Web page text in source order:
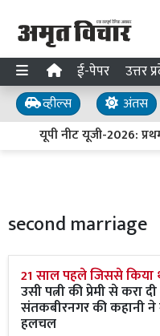
ई-पेपर उत्तर
व्हील्स अंतस
यूपी नीट यूजी-2026:
second marriage
21 साल पहले जिससे किया
उसी पत्नी की प्रेमी से करा
संतकबीरनगर की कहानी ने
हलचल